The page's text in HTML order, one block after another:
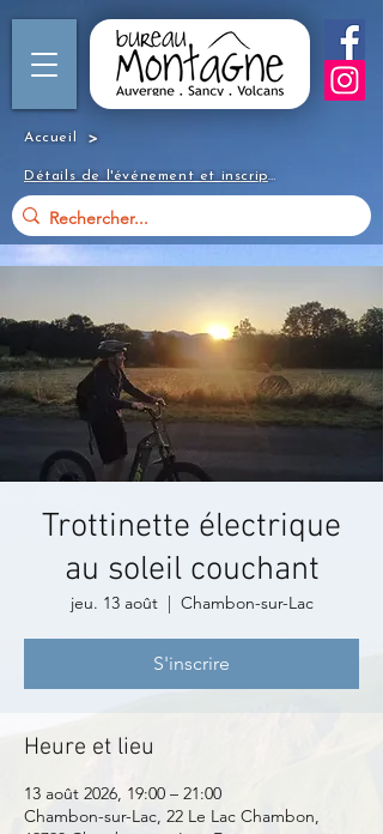
Accueil >
Détails de l'événement et inscription
Trottinette électrique
au soleil couchant
jeu. 13 août
  |
Chambon-sur-Lac
S'inscrire
Heure et lieu
13 août 2026, 19:00 – 21:00
Chambon-sur-Lac, 22 Le Lac Chambon,